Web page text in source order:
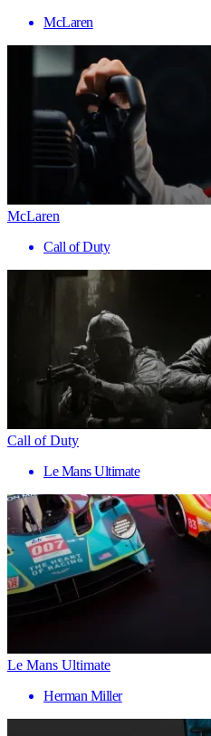
McLaren
McLaren
Call of Duty
Call of Duty
Le Mans Ultimate
Le Mans Ultimate
Herman Miller